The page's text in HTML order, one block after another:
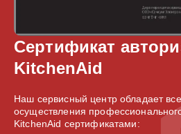
Сертификат
KitchenAid
Наш сервисный центр обладает
осуществления
KitchenAid сертификатами: